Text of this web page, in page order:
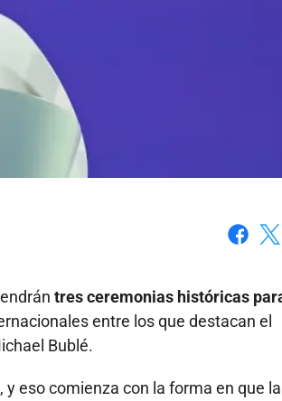
tres ceremonias históricas
entre los que destacan el
Bublé.
eso comienza con la forma en que la